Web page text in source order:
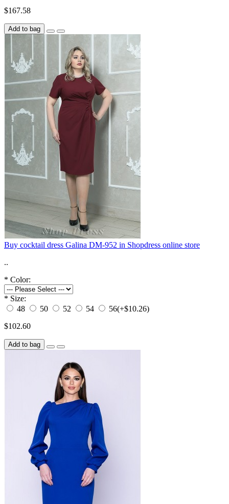
$167.58
Add to bag
Buy cocktail dress Galina DM-952 in Shopdress online store
..
* Color:
* Size:
48
50 52 54 56(+$10.26)
$102.60
Add to bag